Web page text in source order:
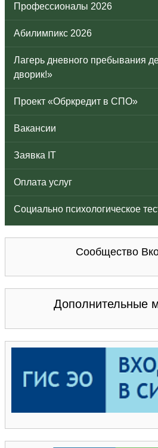
Профессионалы 2026
Абилимпикс 2026
Лагерь дневного пребывания
дворик!»
Проект «Обркредит в СПО»
Вакансии
Заявка IT
Оплата услуг
Социально психологическое
Сообщество
Дополнительные